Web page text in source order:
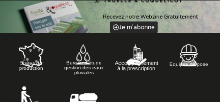
Recevez notre Webzine Gratuitement
Je m'abonne
5 sites de
production
Bureau d’étude
gestion des eaux
pluviales
Accompagnement
à la prescription
Equipes de pose